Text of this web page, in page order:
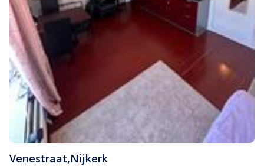
Venestraat,Nijkerk